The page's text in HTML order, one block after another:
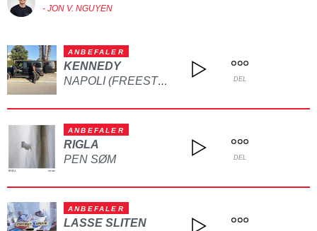
- JON V. NGUYEN
ANBEFALER
KENNEDY
NAPOLI (FREESTYLE) DEL
ANBEFALER
RIGLA
PEN SØM
DEL
ANBEFALER
LASSE SLITEN